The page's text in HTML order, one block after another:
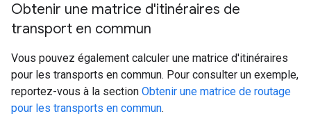
Obtenir une matrice d'itinéraires de
transport en commun
Vous pouvez également calculer une matrice d'itinéraires
pour les transports en commun. Pour consulter un exemple,
reportez-vous à la section Obtenir une matrice de routage
pour les transports en commun.